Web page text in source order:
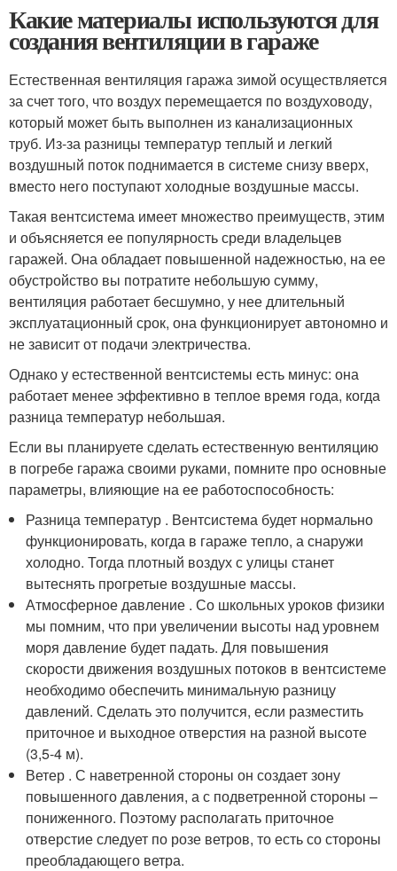
Какие материалы используются для
создания вентиляции в гараже
Естественная вентиляция гаража зимой осуществляется
за счет того, что воздух перемещается по воздуховоду,
который может быть выполнен из канализационных
труб. Из-за разницы температур теплый и легкий
воздушный поток поднимается в системе снизу вверх,
вместо него поступают холодные воздушные массы.
Такая вентсистема имеет множество преимуществ, этим
и объясняется ее популярность среди владельцев
гаражей. Она обладает повышенной надежностью, на ее
обустройство вы потратите небольшую сумму,
вентиляция работает бесшумно, у нее длительный
эксплуатационный срок, она функционирует автономно и
не зависит от подачи электричества.
Однако у естественной вентсистемы есть минус: она
работает менее эффективно в теплое время года, когда
разница температур небольшая.
Если вы планируете сделать естественную вентиляцию
в погребе гаража своими руками, помните про основные
параметры, влияющие на ее работоспособность:
Разница температур . Вентсистема будет нормально
функционировать, когда в гараже тепло, а снаружи
холодно. Тогда плотный воздух с улицы станет
вытеснять прогретые воздушные массы.
Атмосферное давление . Со школьных уроков физики
мы помним, что при увеличении высоты над уровнем
моря давление будет падать. Для повышения
скорости движения воздушных потоков в вентсистеме
необходимо обеспечить минимальную разницу
давлений. Сделать это получится, если разместить
приточное и выходное отверстия на разной высоте
(3,5-4 м).
Ветер . С наветренной стороны он создает зону
повышенного давления, а с подветренной стороны –
пониженного. Поэтому располагать приточное
отверстие следует по розе ветров, то есть со стороны
преобладающего ветра.